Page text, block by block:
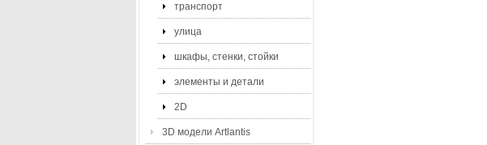
транспорт
улица
шкафы, стенки, стойки
элементы и детали
2D
3D модели Artlantis